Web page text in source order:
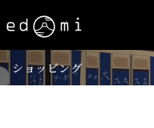
ショッピング